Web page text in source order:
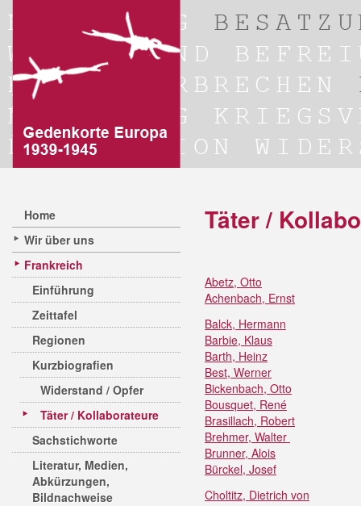
Home
Wir über uns
Frankreich
Einführung
Zeittafel
Regionen
Kurzbiografien
Widerstand / Opfer
Täter / Kollaborateure
Sachstichworte
Literatur, Medien,
Abkürzungen,
Bildnachweise
Täter /
Abetz, Otto
Achenbach, Ernst
Balck, Hermann
Barbie, Klaus
Barth, Heinz
Best, Werner
Bickenbach, Otto
Bousquet, René
Brasillach, Robert
Brehmer, Walter
Brunner, Alois
Bürckel, Josef
Choltitz, Dietrich von